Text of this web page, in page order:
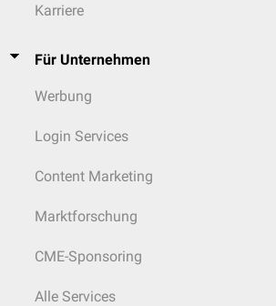
Karriere
Für Unternehmen
Werbung
Login Services
Content Marketing
Marktforschung
CME-Sponsoring
Alle Services